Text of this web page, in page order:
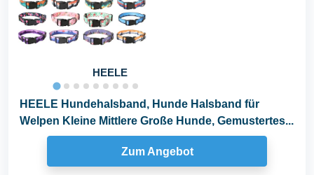
HEELE
HEELE Hundehalsband, Hunde Halsband für
Welpen Kleine Mittlere Große Hunde, Gemustertes...
Zum Angebot